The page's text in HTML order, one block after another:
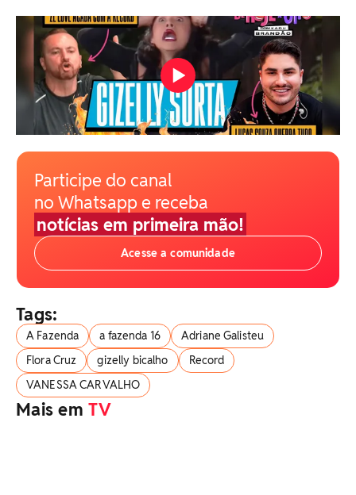
Participe do canal
no Whatsapp e receba
notícias em primeira mão!
Acesse a comunidade
Tags:
A Fazenda a fazenda 16
Adriane Galisteu
Flora Cruz
gizelly bicalho
Record
VANESSA CARVALHO
Mais emTV